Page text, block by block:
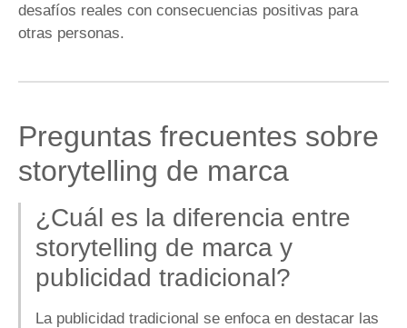
desafíos reales con consecuencias positivas para
otras personas.
Preguntas frecuentes sobre
storytelling de marca
¿Cuál es la diferencia entre
storytelling de marca y
publicidad tradicional?
La publicidad tradicional se enfoca en destacar las